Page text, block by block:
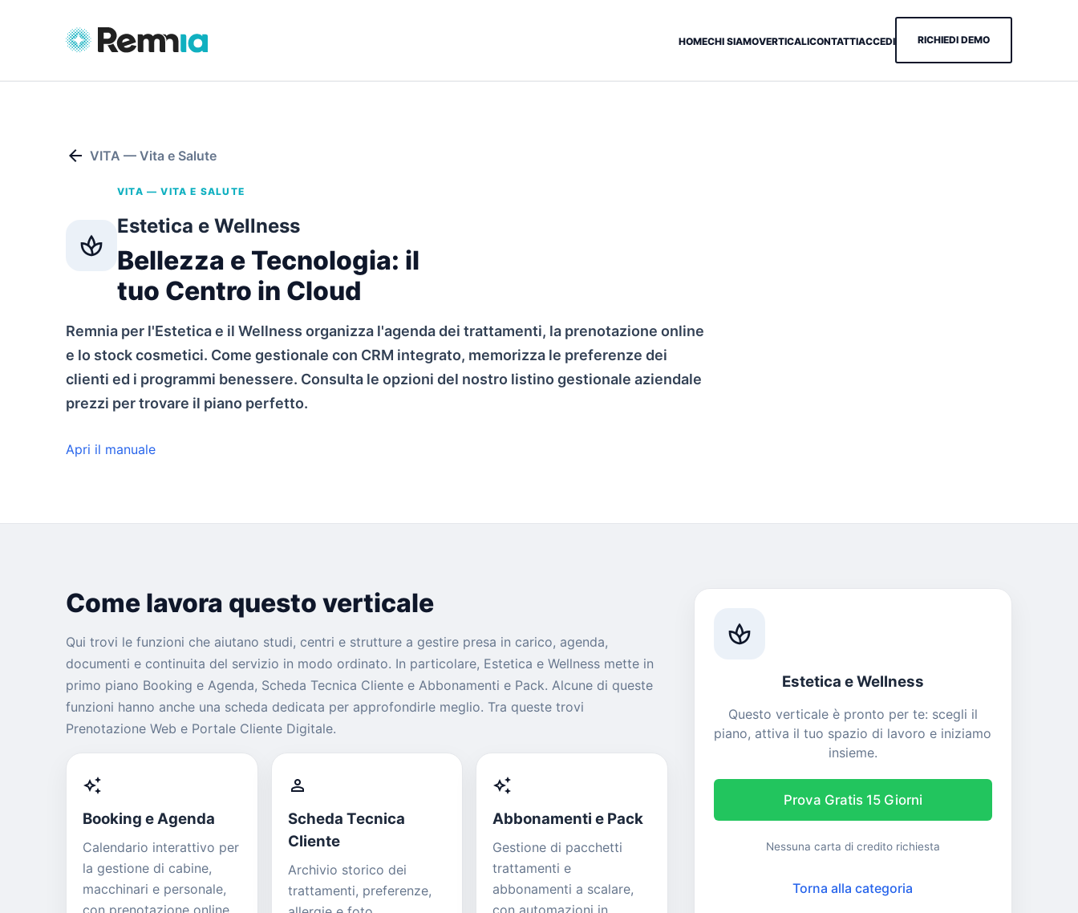
HOMECHI SIAMOVERTICALICONTATTIACCEDI RICHIEDI DEMO
arrow_back VITA — Vita e Salute
spa
VITA — VITA E SALUTE
Estetica e Wellness
Bellezza e Tecnologia: il
tuo Centro in Cloud
Remnia per l'Estetica e il Wellness organizza l'agenda dei trattamenti, la prenotazione online
e lo stock cosmetici. Come gestionale con CRM integrato, memorizza le preferenze dei
clienti ed i programmi benessere. Consulta le opzioni del nostro listino gestionale aziendale
prezzi per trovare il piano perfetto.
Apri il manuale
Come lavora questo verticale
Qui trovi le funzioni che aiutano studi, centri e strutture a gestire presa in carico, agenda,
documenti e continuita del servizio in modo ordinato. In particolare, Estetica e Wellness mette in
primo piano Booking e Agenda, Scheda Tecnica Cliente e Abbonamenti e Pack. Alcune di queste
funzioni hanno anche una scheda dedicata per approfondirle meglio. Tra queste trovi
Prenotazione Web e Portale Cliente Digitale.
auto_awesome
Booking e Agenda
Calendario interattivo per
la gestione di cabine,
macchinari e personale,
person
Scheda Tecnica
Cliente
Archivio storico dei
trattamenti, preferenze,
auto_awesome
Abbonamenti e Pack
Gestione di pacchetti
trattamenti e
abbonamenti a scalare,
spa
Estetica e Wellness
Questo verticale è pronto per te: scegli il
piano, attiva il tuo spazio di lavoro e iniziamo
insieme.
Prova Gratis 15 Giorni
Nessuna carta di credito richiesta
Torna alla categoria